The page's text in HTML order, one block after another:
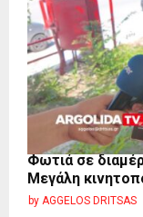
Φωτιά σε
Μεγάλη
by AGGELOS DRITSAS